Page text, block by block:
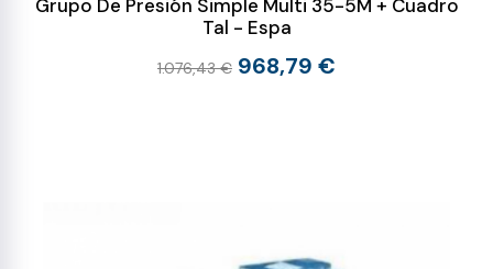
Grupo De Presión Simple Multi 35-5M + Cuadro
Tal - Espa
1.076,43 € 968,79 €